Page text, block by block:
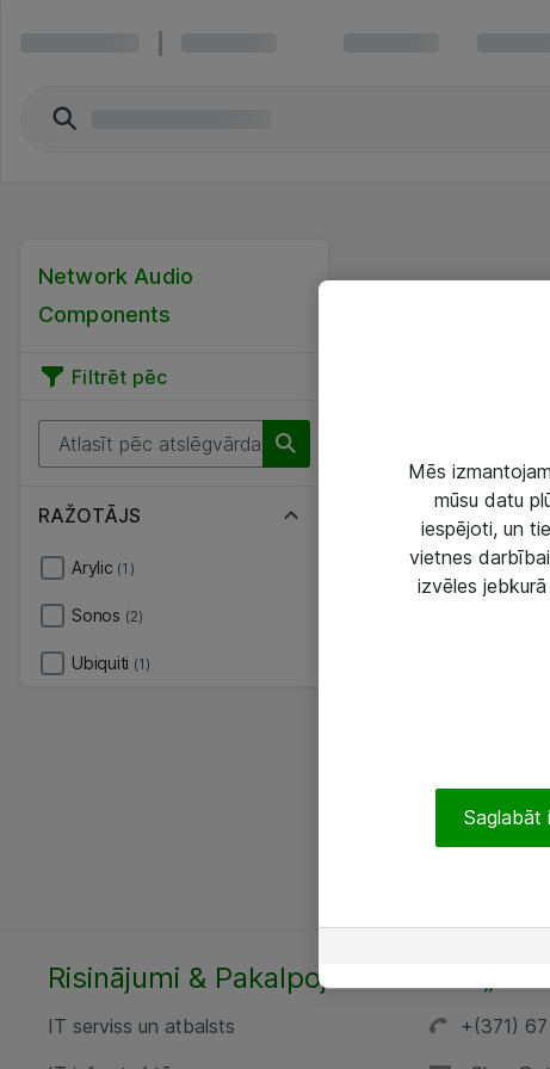
Network Audio
Components
Filtrēt pēc
RAŽOTĀJS
Arylic (1)
Sonos (2)
Ubiquiti (1)
Risinājumi & Pakalpojumi
IT serviss un atbalsts
+(371)
Mēs
mūsu datu
iespējoti, un
vietnes
izvēles
Saglabāt